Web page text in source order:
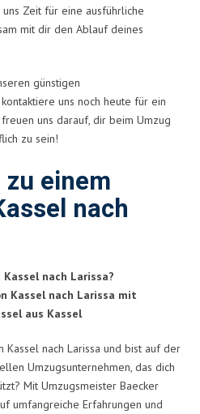
Zeit für eine ausführliche
mit dir den Ablauf deines
günstigen
uns noch heute für ein
uns darauf, dir beim Umzug
zu sein!
einem
nach
nach Larissa?
Kassel nach Larissa mit
aus Kassel
nach Larissa und bist auf der
Umzugsunternehmen, das dich
Mit Umzugsmeister Baecker
umfangreiche Erfahrungen und